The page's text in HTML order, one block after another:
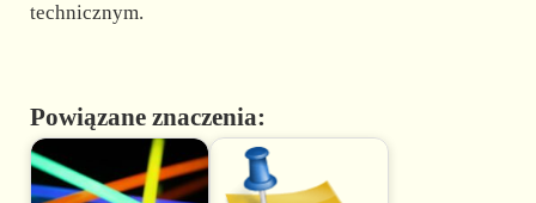
technicznym.
Powiązane znaczenia: